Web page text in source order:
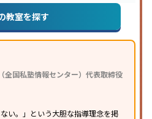
教室を探す
全国私塾情報センター）代表取締役
い。」という大胆な指導理念を掲